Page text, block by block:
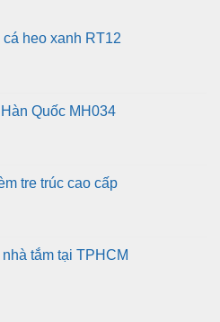
cá heo xanh RT12
Quốc MH034
tre trúc cao cấp
tắm tại TPHCM